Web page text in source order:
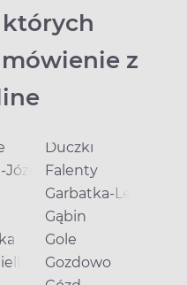
z
Józefów
Duczki
Falenty
Garbatka-Letnisko
Gąbin
Gole
Gozdowo